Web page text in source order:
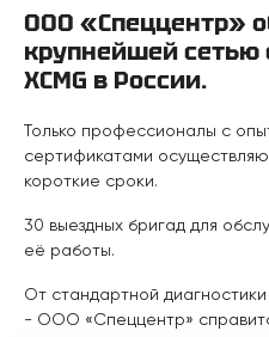
ООО «Спеццентр»
крупнейшей сетью
XCMG в России.
Только профессионалы с
сертификатами
короткие сроки.
30 выездных бригад для
её работы.
От стандартной
- ООО «Спеццентр»